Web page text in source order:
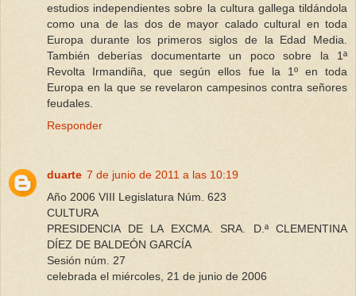
estudios independientes sobre la cultura gallega tildándola
como una de las dos de mayor calado cultural en toda
Europa durante los primeros siglos de la Edad Media.
También deberías documentarte un poco sobre la 1ª
Revolta Irmandiña, que según ellos fue la 1º en toda
Europa en la que se revelaron campesinos contra señores
feudales.
Responder
duarte 7 de junio de 2011 a las 10:19
Año 2006 VIII Legislatura Núm. 623
CULTURA
PRESIDENCIA DE LA EXCMA. SRA. D.ª CLEMENTINA
DÍEZ DE BALDEÓN GARCÍA
Sesión núm. 27
celebrada el miércoles, 21 de junio de 2006